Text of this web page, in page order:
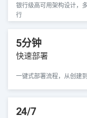
银行级高可用架构设计，
行
5分钟
快速部署
一键式部署流程，从创建
24/7